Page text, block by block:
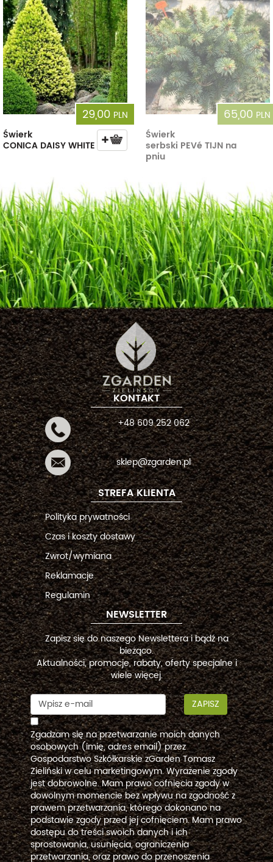
29,00 PLN
Świerk
CONICA DAISY WHITE
65,00 PLN
Świerk
serbski PEVé TIJN na
pniu
KONTAKT
+48 609 252 062
sklep@zgarden.pl
STREFA KLIENTA
Polityka prywatności
Czas i koszty dostawy
Zwrot/wymiana
Reklamacje
Regulamin
NEWSLETTER
Zapisz się do naszego Newslettera i bądź na
bieżąco.
Aktualności, promocje, rabaty, oferty specjalne i
wiele więcej.
ZAPISZ
Zgadzam się na przetwarzanie moich danych
osobowych (imię, adres email) przez
Gospodarstwo Szkółkarskie zGarden Tomasz
Zieliński w celu marketingowym. Wyrażenie zgody
jest dobrowolne. Mam prawo cofnięcia zgody w
dowolnym momencie bez wpływu na zgodność z
prawem przetwarzania, którego dokonano na
podstawie zgody przed jej cofnięciem. Mam prawo
dostępu do treści swoich danych i ich
sprostowania, usunięcia, ograniczenia
przetwarzania, oraz prawo do przenoszenia